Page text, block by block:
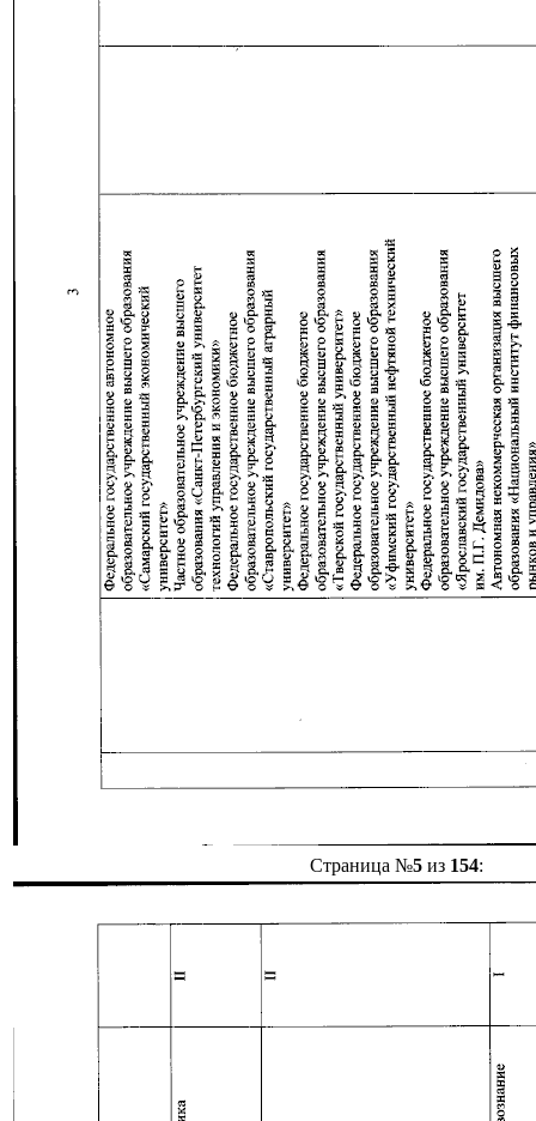
Страница №5из 154: